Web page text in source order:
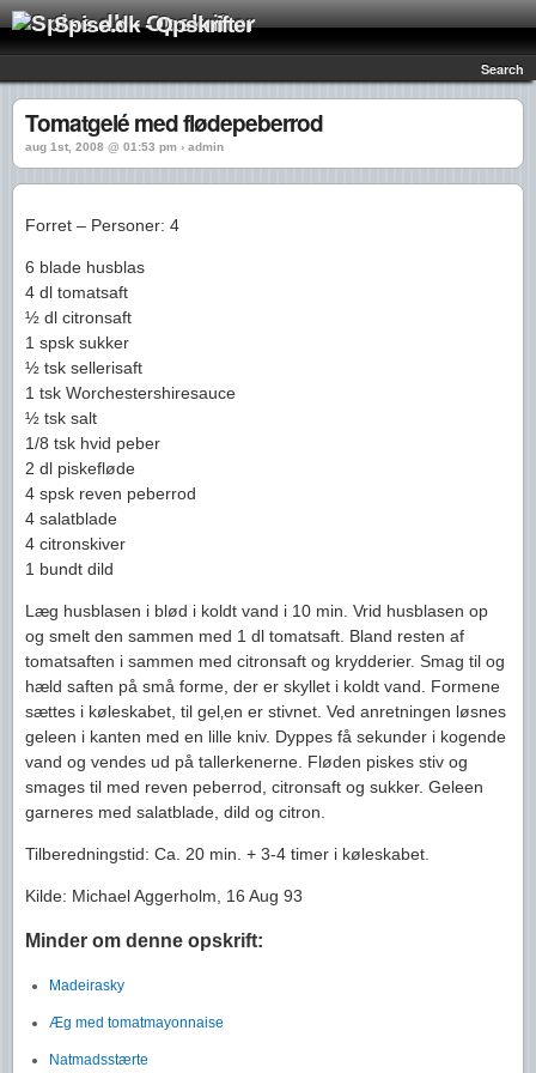
Spise.dk - Opskrifter
Search
Tomatgelé med flødepeberrod
aug 1st, 2008 @ 01:53 pm › admin
Forret – Personer: 4
6 blade husblas
4 dl tomatsaft
½ dl citronsaft
1 spsk sukker
½ tsk sellerisaft
1 tsk Worchestershiresauce
½ tsk salt
1/8 tsk hvid peber
2 dl piskefløde
4 spsk reven peberrod
4 salatblade
4 citronskiver
1 bundt dild
Læg husblasen i blød i koldt vand i 10 min. Vrid husblasen op
og smelt den sammen med 1 dl tomatsaft. Bland resten af
tomatsaften i sammen med citronsaft og krydderier. Smag til og
hæld saften på små forme, der er skyllet i koldt vand. Formene
sættes i køleskabet, til gel‚en er stivnet. Ved anretningen løsnes
geleen i kanten med en lille kniv. Dyppes få sekunder i kogende
vand og vendes ud på tallerkenerne. Fløden piskes stiv og
smages til med reven peberrod, citronsaft og sukker. Geleen
garneres med salatblade, dild og citron.
Tilberedningstid: Ca. 20 min. + 3-4 timer i køleskabet.
Kilde: Michael Aggerholm, 16 Aug 93
Minder om denne opskrift:
Madeirasky
Æg med tomatmayonnaise
Natmadsstærte